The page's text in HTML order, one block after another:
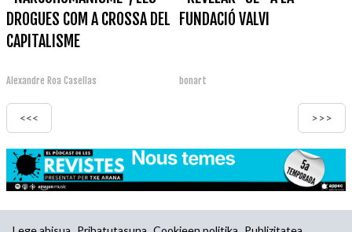
DROGUES COM A CROSSA DEL
CAPITALISME
Alexandre Roa Casellas
FUNDACIÓ VALVI
bonart
<<< >>>